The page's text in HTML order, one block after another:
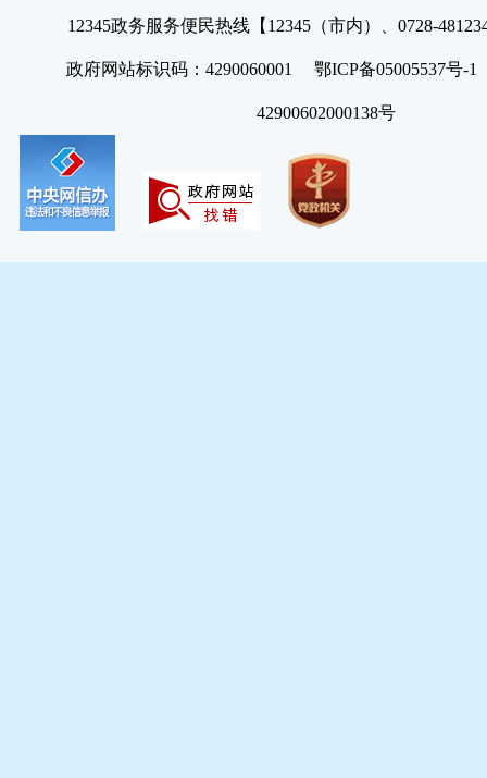
12345政务服务便民热线【12345（市内）、0728-
政府网站标识码：4290060001 鄂ICP备05005537号
42900602000138号